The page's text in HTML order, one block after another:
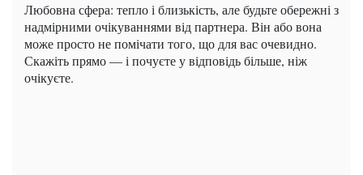
Любовна сфера: тепло і близькість, але будьте обережні з
надмірними очікуваннями від партнера. Він або вона
може просто не помічати того, що для вас очевидно.
Скажіть прямо — і почуєте у відповідь більше, ніж
очікуєте.